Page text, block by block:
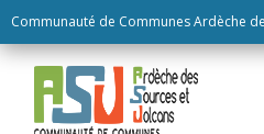
Communauté de Communes Ardèche
to
content